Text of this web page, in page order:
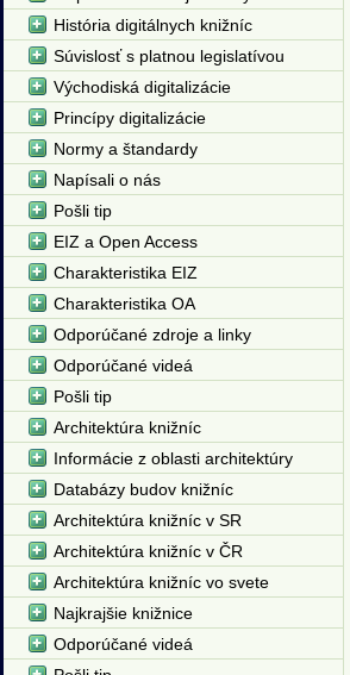
História digitálnych knižníc
Súvislosť s platnou legislatívou
Východiská digitalizácie
Princípy digitalizácie
Normy a štandardy
Napísali o nás
Pošli tip
EIZ a Open Access
Charakteristika EIZ
Charakteristika OA
Odporúčané zdroje a linky
Odporúčané videá
Pošli tip
Architektúra knižníc
Informácie z oblasti architektúry
Databázy budov knižníc
Architektúra knižníc v SR
Architektúra knižníc v ČR
Architektúra knižníc vo svete
Najkrajšie knižnice
Odporúčané videá